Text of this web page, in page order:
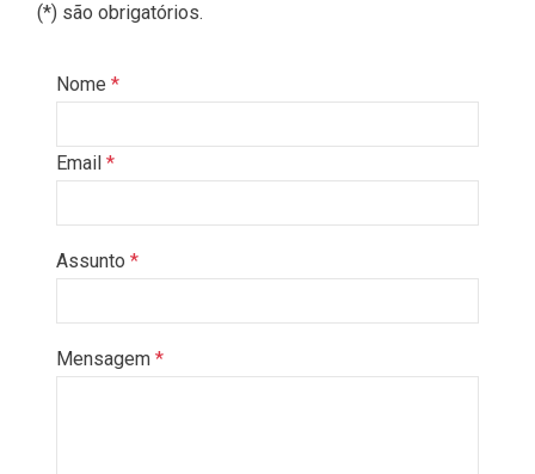
(*) são obrigatórios.
Nome *
Email *
Assunto *
Mensagem *